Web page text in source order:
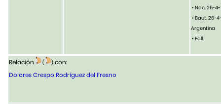
• Nac. 25-
• Baut. 26-
Argentina
• Fall.
Relación ( ) con:
Dolores Crespo Rodríguez del Fresno